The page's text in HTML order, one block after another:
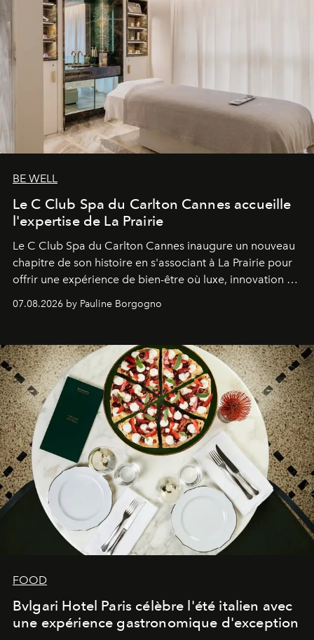
BE WELL
Le C Club Spa du Carlton Cannes accueille
l'expertise de La Prairie
Le C Club Spa du Carlton Cannes inaugure un nouveau
chapitre de son histoire en s'associant à La Prairie pour
offrir une expérience de bien-être où luxe, innovation et
expertise se rencontrent.
07.08.2026 by Pauline Borgogno
FOOD
Bvlgari Hotel Paris célèbre l'été italien avec
une expérience gastronomique d'exception